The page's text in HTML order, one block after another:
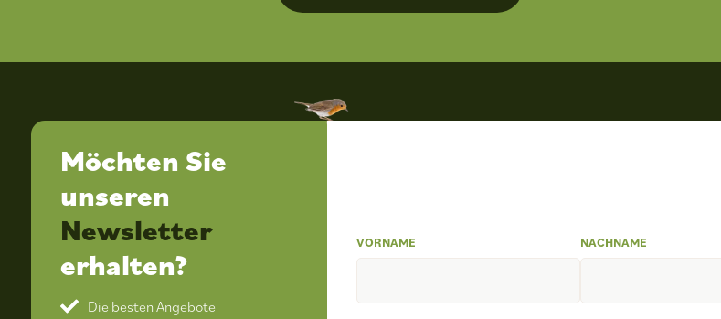
Möchten Sie
unseren
Newsletter
erhalten?
Die besten Angebote
VORNAME NACHNAME